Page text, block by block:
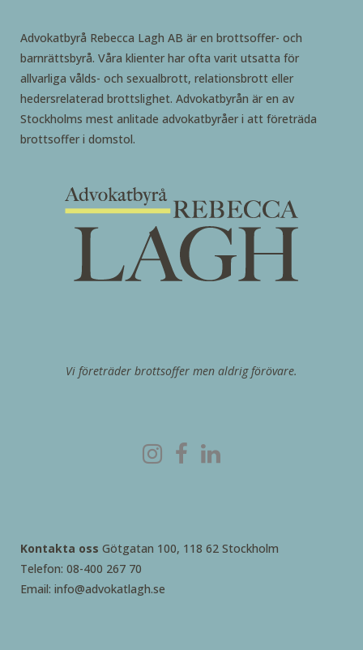
Advokatbyrå Rebecca Lagh AB är en brottsoffer- och
barnrättsbyrå. Våra klienter har ofta varit utsatta för
allvarliga vålds- och sexualbrott, relationsbrott eller
hedersrelaterad brottslighet. Advokatbyrån är en av
Stockholms mest anlitade advokatbyråer i att företräda
brottsoffer i domstol.
Vi företräder brottsoffer men aldrig förövare.
Kontakta oss Götgatan 100, 118 62 Stockholm
Telefon: 08-400 267 70
Email: info@advokatlagh.se